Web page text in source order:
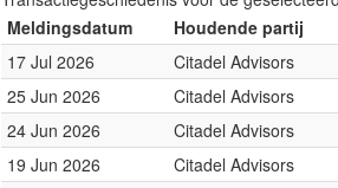
Meldingsdatum
Houdende partij
17 Jul 2026
Citadel Advisors
25 Jun 2026
Citadel Advisors
24 Jun 2026
Citadel Advisors
19 Jun 2026
Citadel Advisors